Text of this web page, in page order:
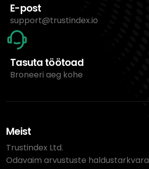
E-post
support@trustindex.io
Tasuta töötoad
Broneeri aeg kohe
Meist
Trustindex Ltd.
Odavaim arvustuste haldustarkvara